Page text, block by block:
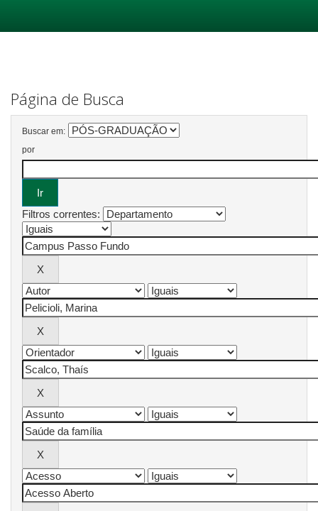
Página de Busca
Buscar em:
por
Filtros correntes: